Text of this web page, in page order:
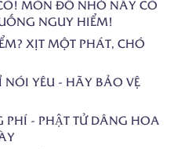
MÓN ĐỒ NHỎ NÀY CÓ
NGUY HIỂM!
XỊT MỘT PHÁT, CHÓ
YÊU - HÃY BẢO VỆ
- PHẬT TỬ DÂNG HOA